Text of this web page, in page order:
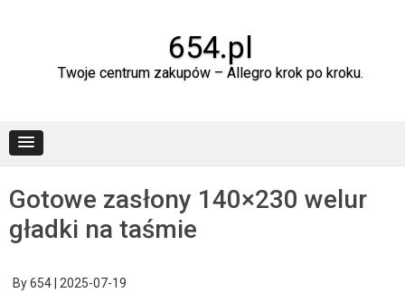
654.pl
Twoje centrum zakupów – Allegro krok po kroku.
Gotowe zasłony 140×230 welur
gładki na taśmie
By654 2025-07-19